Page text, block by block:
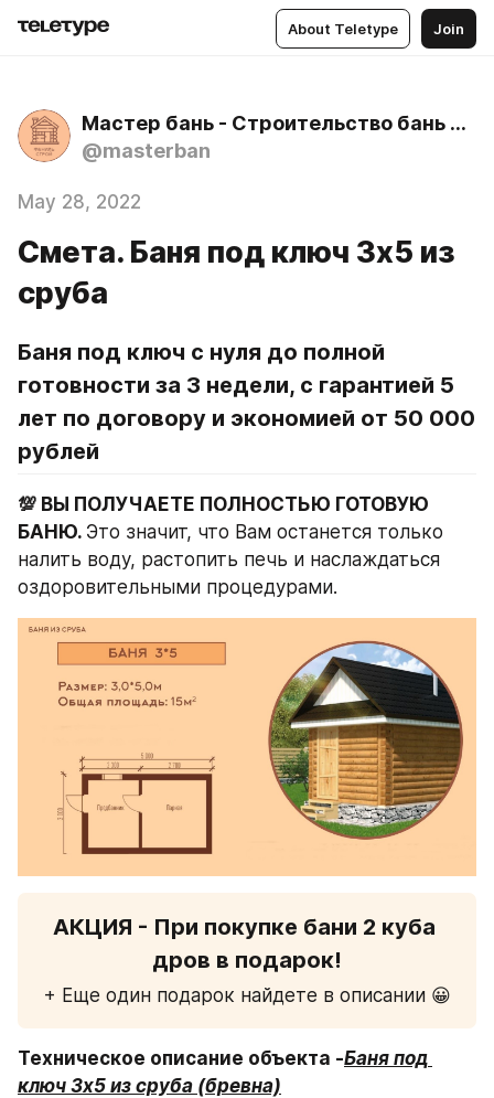
About Teletype Join
Мастер бань - Строительство бань под ключ. Фаниль Строй - Строительство домов под ключ
@masterban
May 28, 2022
Смета. Баня под ключ 3х5 из
сруба
Баня под ключ с нуля до полной
готовности за 3 недели, с гарантией 5
лет по договору и экономией от 50 000
рублей
💯 ВЫ ПОЛУЧАЕТЕ ПОЛНОСТЬЮ ГОТОВУЮ
БАНЮ. Это значит, что Вам останется только
налить воду, растопить печь и наслаждаться
оздоровительными процедурами.
АКЦИЯ - При покупке бани 2 куба
дров в подарок!
+ Еще один подарок найдете в описании 😀
Техническое описание объекта -Баня под
ключ 3х5 из сруба (бревна)